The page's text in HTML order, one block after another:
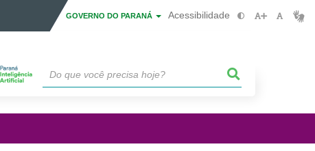
GOVERNO DO PARANÁ Acessibilidade